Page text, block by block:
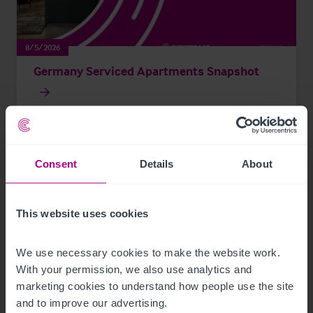
Consent Details About
This website uses cookies
We use necessary cookies to make the website work.
With your permission, we also use analytics and
marketing cookies to understand how people use the site
and to improve our advertising.
8/5/2026
Germany Serviced Apartments Snapshot